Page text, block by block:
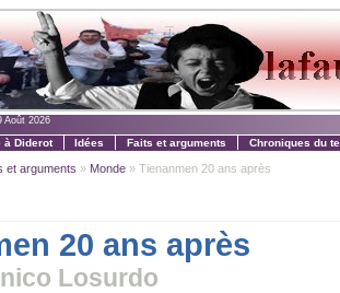
Août 2026
à Diderot Idées Faits et arguments Chroniques du
et arguments » Monde » Tienanmen 20 ans après
20 ans après
Losurdo